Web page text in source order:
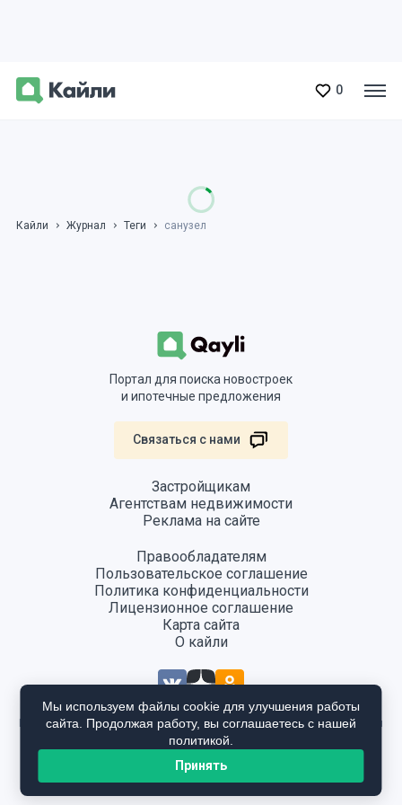
0
Кайли Журнал Теги санузел
Портал для поиска новостроек
и ипотечные предложения
Связаться с нами
Застройщикам
Агентствам недвижимости
Реклама на сайте
Правообладателям
Пользовательское соглашение
Политика конфиденциальности
Лицензионное соглашение
Карта сайта
О кайли
Информация, размещенная на сайте, не является публичной офертой
и предоставляется в ознакомительных целях. Для получения
подробной информации общайтесь в отдел продаж застройщика.
Мы используем файлы cookie для улучшения работы
сайта. Продолжая работу, вы соглашаетесь с нашей
политикой.
Принять